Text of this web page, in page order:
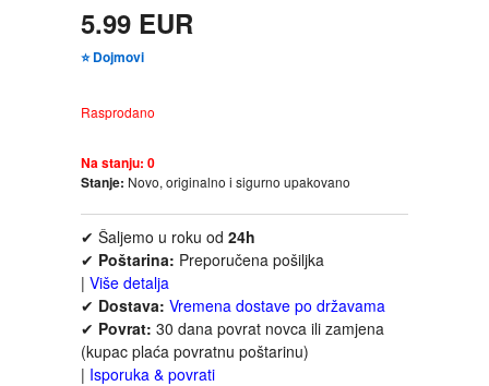
ESEJISTIKA
INTERNET I RAČUNARI
ISTORIJSKI
KLASICI
KNJIGE ZA DECU
5.99 EUR
⭐ Dojmovi
Rasprodano
Na stanju: 0
Stanje: Novo, originalno i sigurno upakovano
✔ Šaljemo u roku od 24h
✔ Poštarina: Preporučena pošiljka
| Više detalja
✔ Dostava: Vremena dostave po državama
✔ Povrat: 30 dana povrat novca ili zamjena
(kupac plaća povratnu poštarinu)
| Isporuka & povrati